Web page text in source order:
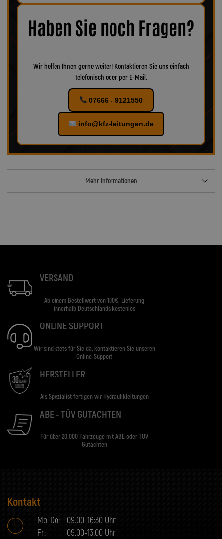
maximale Sicherheit zu gewährleisten.
Bei uns finden Sie
verschiedenes Zubehör für Ihr KFZ!
Haben Sie noch Fragen?
Wir helfen Ihnen gerne weiter! Kontaktieren Sie uns einfach
telefonisch oder per E-Mail.
07666 - 9121550
info@kfz-leitungen.de
Mehr Informationen
VERSAND
Ab einem Bestellwert von 100€. Lieferung
innerhalb Deutschlands kostenlos
ONLINE SUPPORT
Wir sind stets für Sie da, kontaktieren Sie unseren
Online-Support
HERSTELLER
Als Spezialist fertigen wir Hydraulikleitungen
ABE - TÜV GUTACHTEN
Für über 20.000 Fahrzeuge mit ABE oder TÜV
Gutachten
Kontakt
Mo-Do:
09.00-16:30 Uhr
Fr:
09.00-13.00 Uhr